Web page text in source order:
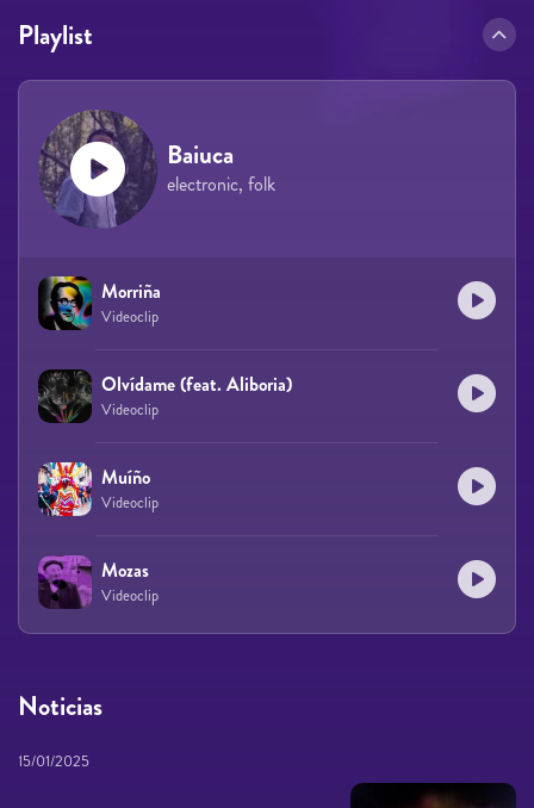
Noticias
15/01/2025
Playlist
Baiuca
electronic, folk
Morriña
Videoclip
Olvídame (feat. Aliboria)
Videoclip
Muíño
Videoclip
Mozas
Videoclip